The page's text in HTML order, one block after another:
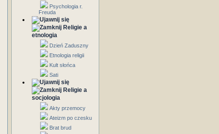
Psychologia r.
Freuda
Religie a
etnologia
Dzień Zaduszny
Etnologia religii
Kult słońca
Sati
Religie a
socjologia
Akty przemocy
Ateizm po czesku
Brat brud